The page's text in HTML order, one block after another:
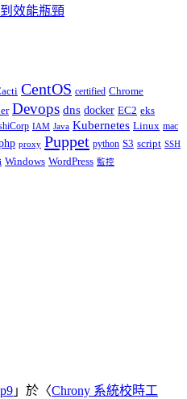
效能瓶頸
CentOS certified Chrome
Devops dns docker EC2 eks
IAM Java Kubernetes Linux mac
proxy Puppet python S3 script SSH
Windows WordPress 監控
」於〈Chrony 系統校時工